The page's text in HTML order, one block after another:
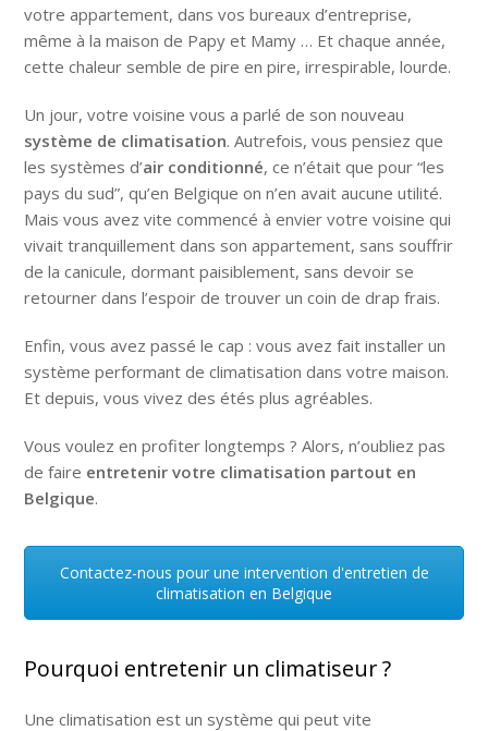
votre appartement, dans vos bureaux d’entreprise,
même à la maison de Papy et Mamy … Et chaque année,
cette chaleur semble de pire en pire, irrespirable, lourde.
Un jour, votre voisine vous a parlé de son nouveau
système de climatisation. Autrefois, vous pensiez que
les systèmes d’air conditionné, ce n’était que pour “les
pays du sud”, qu’en Belgique on n’en avait aucune utilité.
Mais vous avez vite commencé à envier votre voisine qui
vivait tranquillement dans son appartement, sans souffrir
de la canicule, dormant paisiblement, sans devoir se
retourner dans l’espoir de trouver un coin de drap frais.
Enfin, vous avez passé le cap : vous avez fait installer un
système performant de climatisation dans votre maison.
Et depuis, vous vivez des étés plus agréables.
Vous voulez en profiter longtemps ? Alors, n’oubliez pas
de faire entretenir votre climatisation partout en
Belgique.
Contactez-nous pour une intervention d'entretien de
climatisation en Belgique
Pourquoi entretenir un climatiseur ?
Une climatisation est un système qui peut vite